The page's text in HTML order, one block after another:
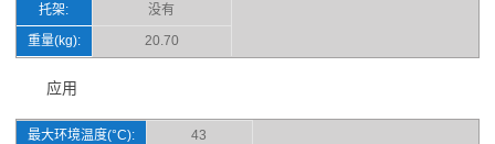
托架:
没有
重量(kg):
20.70
应用
最大环境温度(°C):
43